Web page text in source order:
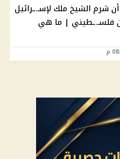
شرم الشيخ ملك لإسـ.ـرائيل
فلسـ.ـطيني | ما هي